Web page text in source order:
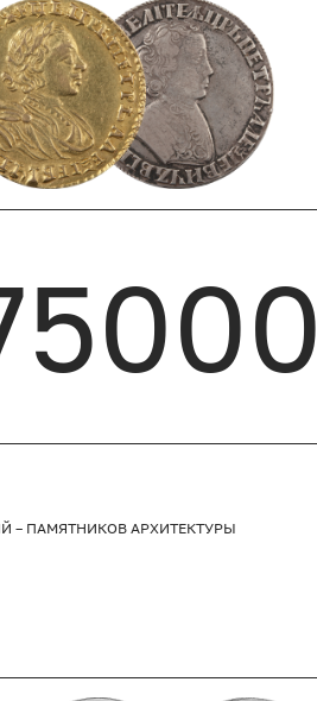
– ПАМЯТНИКОВ АРХИТЕКТУРЫ